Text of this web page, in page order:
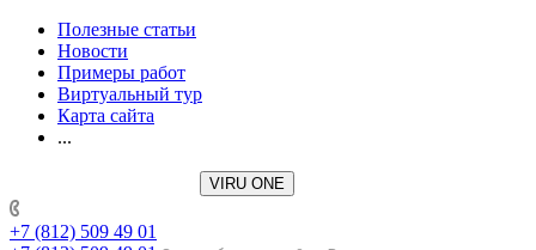
Полезные статьи
Новости
Примеры работ
Виртуальный тур
Карта сайта
...
VIRU ONE
+7 (812) 509 49 01